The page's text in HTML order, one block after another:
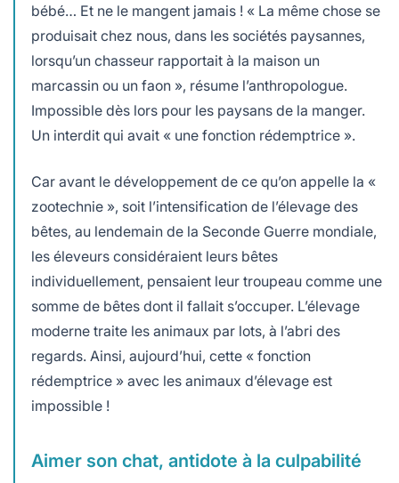
bébé… Et ne le mangent jamais ! « La même chose se
produisait chez nous, dans les sociétés paysannes,
lorsqu’un chasseur rapportait à la maison un
marcassin ou un faon », résume l’anthropologue.
Impossible dès lors pour les paysans de la manger.
Un interdit qui avait « une fonction rédemptrice ».
Car avant le développement de ce qu’on appelle la «
zootechnie », soit l’intensification de l’élevage des
bêtes, au lendemain de la Seconde Guerre mondiale,
les éleveurs considéraient leurs bêtes
individuellement, pensaient leur troupeau comme une
somme de bêtes dont il fallait s’occuper. L’élevage
moderne traite les animaux par lots, à l’abri des
regards. Ainsi, aujourd’hui, cette « fonction
rédemptrice » avec les animaux d’élevage est
impossible !
Aimer son chat, antidote à la culpabilité